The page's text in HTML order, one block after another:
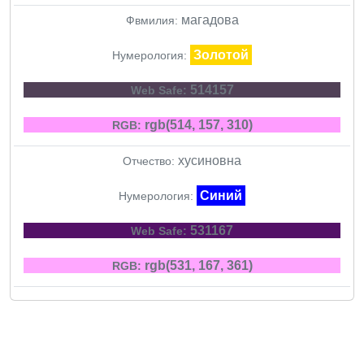
Фвмилия: магадова
Нумерология: Золотой
Web Safe: 514157
RGB: rgb(514, 157, 310)
Отчество: хусиновна
Нумерология: Синий
Web Safe: 531167
RGB: rgb(531, 167, 361)